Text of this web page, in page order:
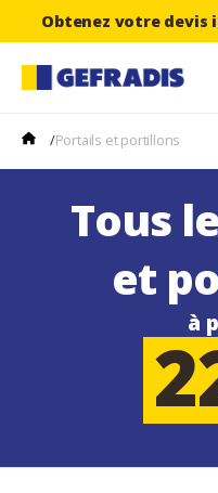
Obtenez votre
/Portails et portillons
Tous
et
à